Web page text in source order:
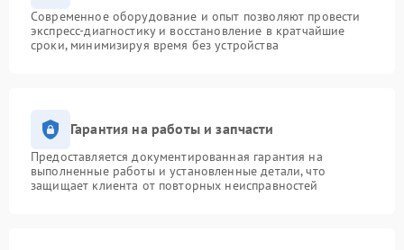
Современное оборудование и опыт позволяют провести
экспресс-диагностику и восстановление в кратчайшие
сроки, минимизируя время без устройства
Гарантия на работы и запчасти
Предоставляется документированная гарантия на
выполненные работы и установленные детали, что
защищает клиента от повторных неисправностей